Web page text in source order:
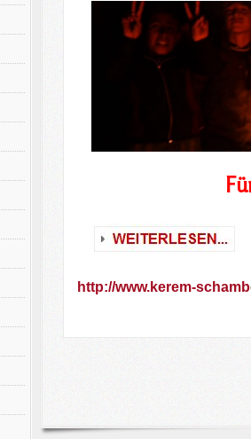
http://www.kerem-